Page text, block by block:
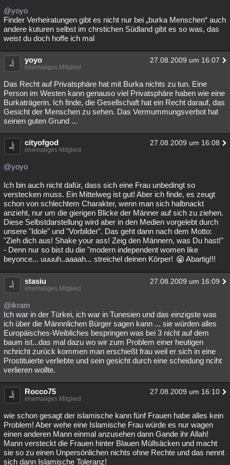
@yoyo
Finder Verheiratungen gibt es nicht nur bei „burka Menschen“ auch
andere kuturen selbst im chrstichen Südland gibt es so was, das
weist du doch hoffe ich mal
yoyo 27.08.2009 um 16:07
ehemaliges Mitglied
Das Recht auf Privatsphäre hat mit Burka nichts zu tun. Eine
Person im Westen kann genauso viel Privatsphäre haben wie eine
Burkaträgerin. Ich finde, die Gesellschaft hat ein Recht darauf, das
Gesicht der Menschen zu sehen. Das Vermummungsverbot hat
seinen guten Grund ...
cityofgod 27.08.2009 um 16:08
ehemaliges Mitglied
@yoyo
Ich bin auch nicht dafür, dass sich eine Frau unbedingt so
verstecken muss. Ein Mittelweg ist gut! Aber ich finde, es zeugt
schon von schlechtem Charakter, wenn man sich halbnackt
anzieht, nur um die gierigen Blicke der Männer auf sich zu ziehen.
Diese Selbstdarstellung wird aber in den Medien vorgelebt durch
unsere "Idole" und "Vorbilder". Das geht dann nach dem Motto:
"Zieh dich aus! Shake your ass! Zeig den Männern, was Du hast!"
- Denn nur so bist du die "modern independent women like
beyonce... uuuuh..aaaah... streichel deinen Körper!
Abartig!!!
stasiu 27.08.2009 um 16:09
ehemaliges Mitglied
@ikram
Ich war in der Türkei, ich war in Tunesien und das einzigste was
ich über die Männnlichen Bürger sagen kann ... sie würden alles
Europäisches-Weibliches bespringen was bei 3 nicht auf dem
baum ist...das mal dazu wo wir zum Problem einer heutigen
nchricht zurück kommen man erschießt frau weil er sich in eine
Prostituierte verliebte und sein gesicht durch eine scheidung nciht
verlieren wollte.
Rocco75 27.08.2009 um 16:10
ehemaliges Mitglied
wie schon gesagt der islamische kann fünf Frauen habe alles kein
Problem! Aber wehe eine Islamische Frau würde es nur wagen
einen anderen Mann einmal anzusehen dann Gande ihr Allah!
Mann versteckt die Frauen hinter Blauen Müllsäcken und macht
sie so zu einen Unpersönlichen nichts ohne Rechte und das nennt
sich dann Islamische Toleranz!